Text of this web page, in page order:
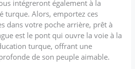
intégreront également à la
turque. Alors, emportez ces
dans votre poche arrière, prêt à
est le pont qui ouvre la voie à la
turque, offrant une
de son peuple aimable.